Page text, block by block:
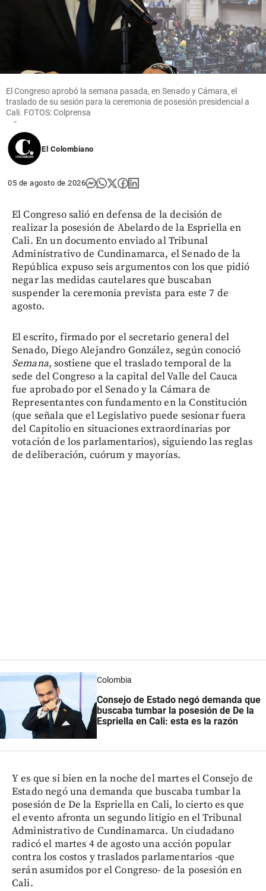
Gustavo Sánchez
brilla con un oro
para la natación
Colombia en
Centroamericanos
share
El Congreso aprobó la semana pasada, en Senado y Cámara, el
traslado de su sesión para la ceremonia de posesión presidencial a
Cali. FOTOS: Colprensa
El Colombiano
05 de agosto de 2026
El Congreso salió en defensa de la decisión de
realizar la posesión de Abelardo de la Espriella en
Cali. En un documento enviado al Tribunal
Administrativo de Cundinamarca, el Senado de la
República expuso seis argumentos con los que pidió
negar las medidas cautelares que buscaban
suspender la ceremonia prevista para este 7 de
agosto.
El escrito, firmado por el secretario general del
Senado, Diego Alejandro González, según conoció
Semana, sostiene que el traslado temporal de la
sede del Congreso a la capital del Valle del Cauca
fue aprobado por el Senado y la Cámara de
Representantes con fundamento en la Constitución
(que señala que el Legislativo puede sesionar fuera
del Capitolio en situaciones extraordinarias por
votación de los parlamentarios), siguiendo las reglas
de deliberación, cuórum y mayorías.
Colombia
Consejo de Estado negó demanda que
buscaba tumbar la posesión de De la
Espriella en Cali: esta es la razón
Y es que si bien en la noche del martes el Consejo de
Estado negó una demanda que buscaba tumbar la
posesión de De la Espriella en Cali, lo cierto es que
el evento afronta un segundo litigio en el Tribunal
Administrativo de Cundinamarca. Un ciudadano
radicó el martes 4 de agosto una acción popular
contra los costos y traslados parlamentarios -que
serán asumidos por el Congreso- de la posesión en
Cali.